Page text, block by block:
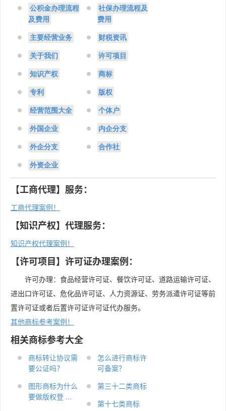
公积金办理流程
及费用
社保办理流程及
费用
主要经营业务 财税资讯
关于我们 许可项目
知识产权 商标
专利 版权
经营范围大全 个体户
外国企业 内企分支
外企分支 合作社
外资企业
【工商代理】服务：
工商代理案例！
【知识产权】代理服务：
知识产权代理案例！
【许可项目】许可证办理案例：
许可办理：食品经营许可证、餐饮许可证、道路运输许可证、
进出口许可证、危化品许可证、人力资源证、劳务派遣许可证等前
置许可证或者后置许可证许可证代办服务。
其他商标参考案例！
相关商标参考大全
商标转让协议需
要公证吗？
怎么进行商标许
可备案？
图形商标为什么
要做版权登 ...
第三十二类商标
第十七类商标